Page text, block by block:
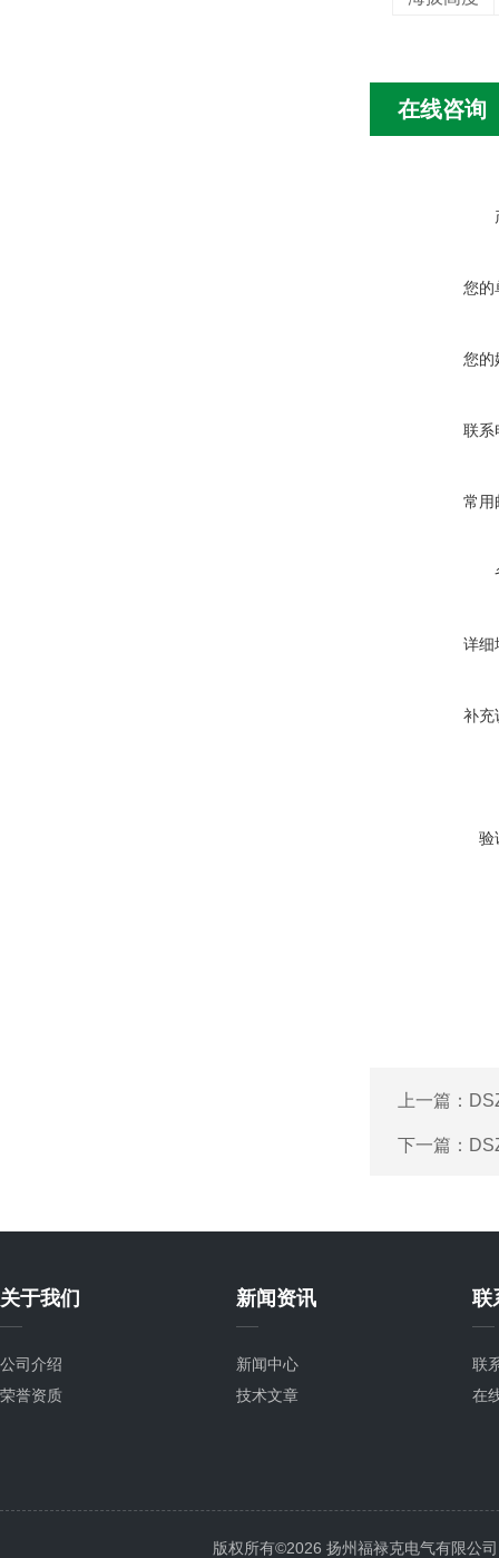
在线咨询
您的
您的
联系
常用
详细
补充
验
上一篇：
下一篇：
关于我们
公司介绍
荣誉资质
新闻资讯
新闻中心
技术文章
联
联
在
版权所有©2026 扬州福禄克电气有限公